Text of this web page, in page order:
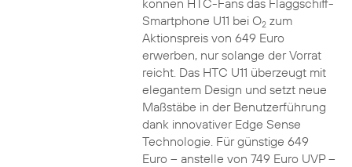
können HTC-Fans das Flaggschiff-
Smartphone U11 bei O2zum
Aktionspreis von 649 Euro
erwerben, nur solange der Vorrat
reicht. Das HTC U11 überzeugt mit
elegantem Design und setzt neue
Maßstäbe in der Benutzerführung
dank innovativer Edge Sense
Technologie. Für günstige 649
Euro – anstelle von 749 Euro UVP –